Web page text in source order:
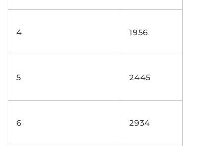
4 1956
5 2445
6 2934